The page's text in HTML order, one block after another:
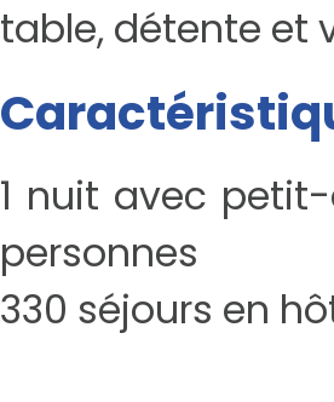
table, détente et
1 nuit avec
personnes
330 séjours en